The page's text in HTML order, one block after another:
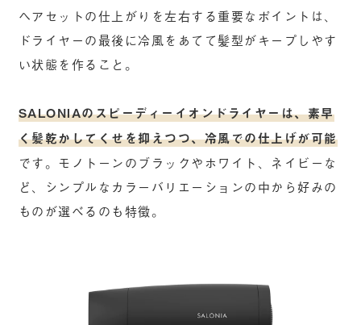
ヘアセットの仕上がりを左右する重要なポイントは、
ドライヤーの最後に冷風をあてて髪型がキープしやす
い状態を作ること。
SALONIAのスピーディーイオンドライヤーは、素早
く髪乾かしてくせを抑えつつ、冷風での仕上げが可能
です。モノトーンのブラックやホワイト、ネイビーな
ど、シンプルなカラーバリエーションの中から好みの
ものが選べるのも特徴。